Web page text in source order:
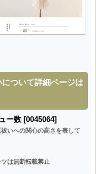
ついて詳細ページは
ー数 [0045064]
いへの関心の高さを表して
は無断転載禁止